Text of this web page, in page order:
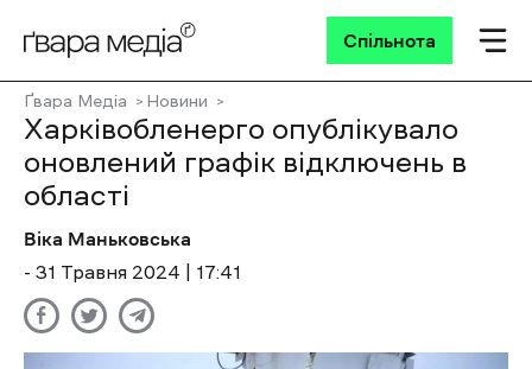
Спільнота
Ґвара Медіа Новини
Харківобленерго опублікувало
оновлений графік відключень в
області
Віка Маньковська
- 31 Травня 2024 | 17:41